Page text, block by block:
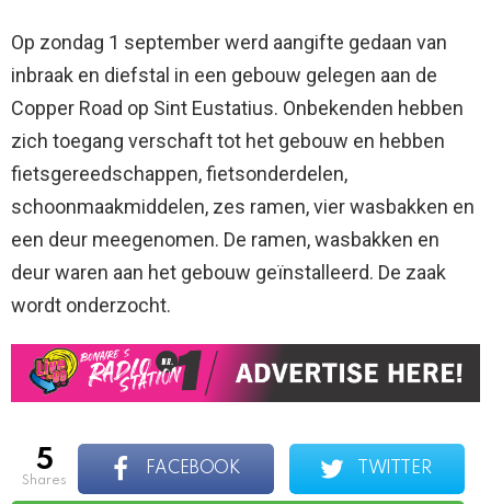
Op zondag 1 september werd aangifte gedaan van
inbraak en diefstal in een gebouw gelegen aan de
Copper Road op Sint Eustatius. Onbekenden hebben
zich toegang verschaft tot het gebouw en hebben
fietsgereedschappen, fietsonderdelen,
schoonmaakmiddelen, zes ramen, vier wasbakken en
een deur meegenomen. De ramen, wasbakken en
deur waren aan het gebouw geïnstalleerd. De zaak
wordt onderzocht.
5
shares
FACEBOOK TWITTER